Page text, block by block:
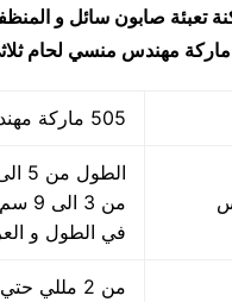
تعبئة صابون سائل و
505 ماركة مهندس منسي
من 3
في الطول و